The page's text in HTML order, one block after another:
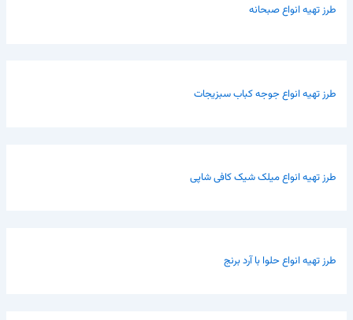
طرز تهیه انواع صبحانه
طرز تهیه انواع جوجه کباب سبزیجات
طرز تهیه انواع میلک شیک کافی شاپی
طرز تهیه انواع حلوا با آرد برنج